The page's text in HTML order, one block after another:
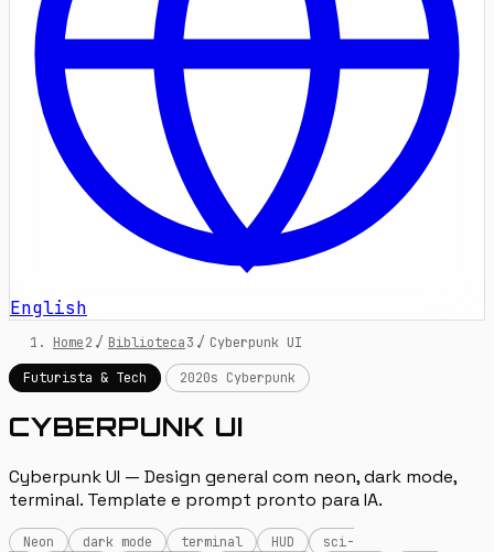
English
Home / Biblioteca / Cyberpunk UI
Futurista & Tech
2020s Cyberpunk
CYBERPUNK UI
Cyberpunk UI — Design general com neon, dark mode,
terminal. Template e prompt pronto para IA.
Neon dark mode terminal HUD
sci-